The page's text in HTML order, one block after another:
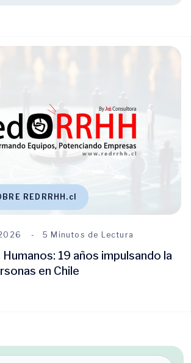
REDRRHH.cl
5 Minutos de Lectura
19 años impulsando la
en Chile